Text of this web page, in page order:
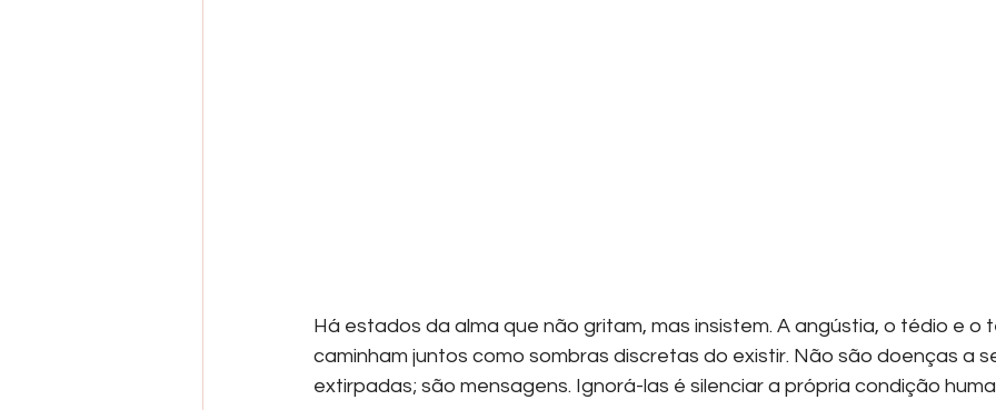
Há estados da alma que não gritam, mas insistem. A angústia, o tédio e o
caminham juntos como sombras discretas do existir. Não são doenças a
extirpadas; são mensagens. Ignorá-las é silenciar a própria condição